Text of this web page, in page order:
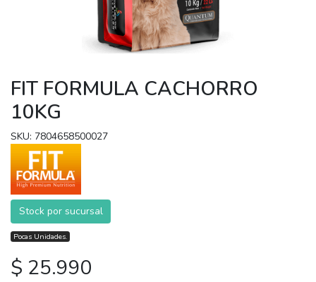
FIT FORMULA CACHORRO
10KG
SKU: 7804658500027
Stock por sucursal
Pocas Unidades.
$ 25.990